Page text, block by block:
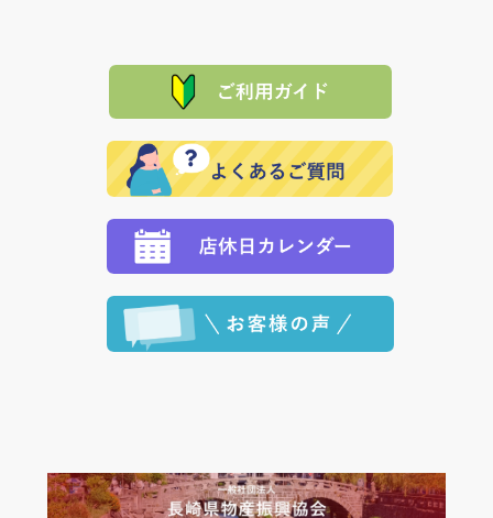
れの生産メーカーからお客様の元へ直送いたしますの
で、 それぞれ個別に送料が必要になります。
品代金を返金いたします。）
その際は誠に申し訳ありませんが、当協会までご注文
願いいたします。
た場合、お客様からの ご入金を確認した後で、商品を
※「クレジットカード」「PayPay」「楽天ペイ」を指
定された場合は、準備出来次第の便にてお送りいたし
ます。 （到着日指定をされている場合は、ご指定の日
程に合わせてお届けいたします。）